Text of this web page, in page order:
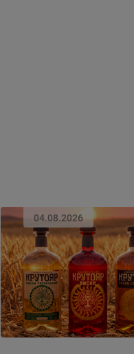
04.08.2026